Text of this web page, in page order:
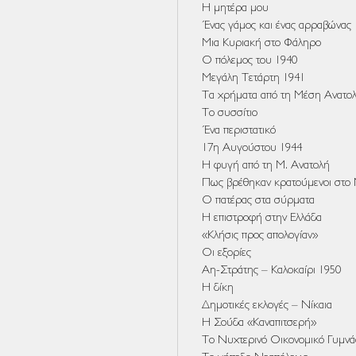
Η μητέρα μου
Ένας γάμος και ένας αρραβώνας
Μια Κυριακή στο Φάληρο
Ο πόλεμος του 1940
Μεγάλη Τετάρτη 1941
Τα χρήματα από τη Μέση
Το συσσίτιο
Ένα περιστατικό
17η Αυγούστου 1944
Η φυγή από τη Μ. Ανατολή
Πως βρέθηκαν κρατούμενοι στο
Ο πατέρας στα σύρματα
Η επιστροφή στην Ελλάδα
«Κλήσις προς απολογίαν»
Οι εξορίες
Αη-Στράτης – Καλοκαίρι 1950
Η δίκη
Δημοτικές εκλογές – Νίκαια
Η Σούδα «Καναπιτσερή»
Το Νυχτερινό Οικονομικό